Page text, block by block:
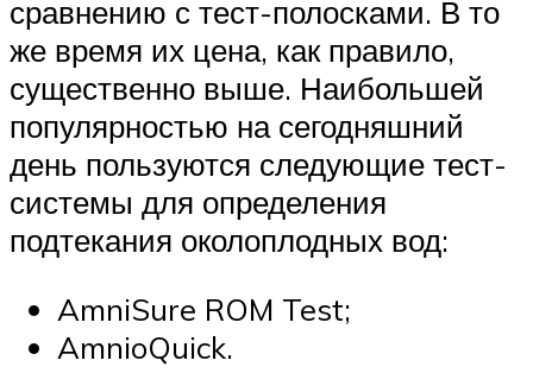
сравнению с тест-полосками. В то
же время их цена, как правило,
существенно выше. Наибольшей
популярностью на сегодняшний
день пользуются следующие тест-
системы для определения
подтекания околоплодных вод:
AmniSure ROM Test;
AmnioQuick.